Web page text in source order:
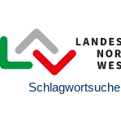
Schlagwortsuche